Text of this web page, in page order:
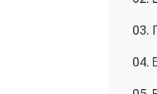
03.
04.